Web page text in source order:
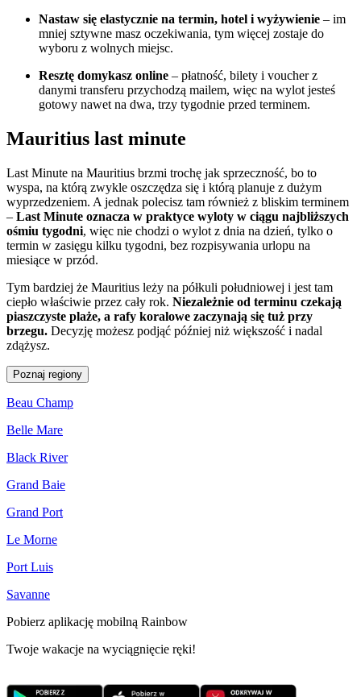
Nastaw się elastycznie na termin, hotel i wyżywienie – im
mniej sztywne masz oczekiwania, tym więcej zostaje do
wyboru z wolnych miejsc.
Resztę domykasz online – płatność, bilety i voucher z
danymi transferu przychodzą mailem, więc na wylot jesteś
gotowy nawet na dwa, trzy tygodnie przed terminem.
Mauritius last minute
Last Minute na Mauritius brzmi trochę jak sprzeczność, bo to
wyspa, na którą zwykle oszczędza się i którą planuje z dużym
wyprzedzeniem. A jednak polecisz tam również z bliskim terminem
– Last Minute oznacza w praktyce wyloty w ciągu najbliższych
ośmiu tygodni, więc nie chodzi o wylot z dnia na dzień, tylko o
termin w zasięgu kilku tygodni, bez rozpisywania urlopu na
miesiące w przód.
Tym bardziej że Mauritius leży na półkuli południowej i jest tam
ciepło właściwie przez cały rok. Niezależnie od terminu czekają
piaszczyste plaże, a rafy koralowe zaczynają się tuż przy
brzegu. Decyzję możesz podjąć później niż większość i nadal
zdążysz.
Poznaj regiony
Beau Champ
Belle Mare
Black River
Grand Baie
Grand Port
Le Morne
Port Luis
Savanne
Pobierz aplikację mobilną Rainbow
Twoje wakacje na wyciągnięcie ręki!